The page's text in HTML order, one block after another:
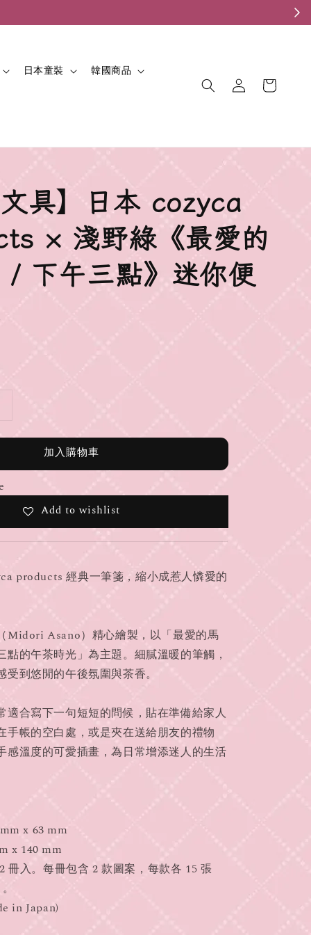
日本童裝 韓國商品
具】日本 cozyca
× 淺野綠《最愛的
/ 下午三點》迷你便
加入購物車
Add to wishlist
products 經典一筆箋，縮小成惹人憐愛的
Midori Asano）精心繪製，以「最愛的馬
點的午茶時光」為主題。細膩溫暖的筆觸，
到悠閒的午後氛圍與茶香。
適合寫下一句短短的問候，貼在準備給家人
手帳的空白處，或是夾在送給朋友的禮物
感溫度的可愛插畫，為日常增添迷人的生活
x 63 mm
x 140 mm
冊入。每冊包含 2 款圖案，每款各 15 張
in Japan)